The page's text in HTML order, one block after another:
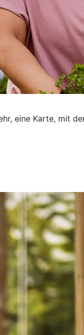
eine Karte, mit